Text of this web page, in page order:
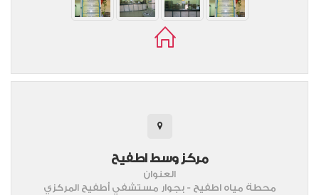
مركز وسط اطفيح
العنوان
محطة مياه اطفيح - بجوار مستشفي أطفيح المركزي